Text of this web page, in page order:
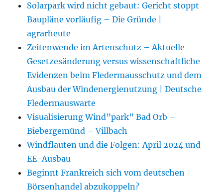
Solarpark wird nicht gebaut: Gericht stoppt
Baupläne vorläufig – Die Gründe |
agrarheute
Zeitenwende im Artenschutz – Aktuelle
Gesetzesänderung versus wissenschaftliche
Evidenzen beim Fledermausschutz und dem
Ausbau der Windenergienutzung | Deutsche
Fledermauswarte
Visualisierung Wind”park” Bad Orb –
Biebergemünd – Villbach
Windflauten und die Folgen: April 2024 und
EE-Ausbau
Beginnt Frankreich sich vom deutschen
Börsenhandel abzukoppeln?